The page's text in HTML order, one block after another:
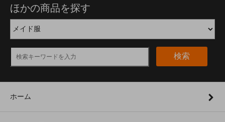
ほかの商品を探す
検索
ホーム